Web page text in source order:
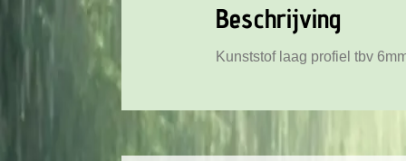
Beschrijving
Kunststof laag profiel tbv